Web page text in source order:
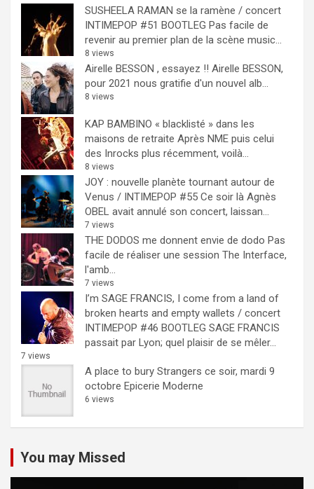
SUSHEELA RAMAN se la ramène / concert
INTIMEPOP #51 BOOTLEG Pas facile de
revenir au premier plan de la scène music...
8 views
Airelle BESSON , essayez !! Airelle BESSON,
pour 2021 nous gratifie d'un nouvel alb...
8 views
KAP BAMBINO « blacklisté » dans les
maisons de retraite Après NME puis celui
des Inrocks plus récemment, voilà...
8 views
JOY : nouvelle planète tournant autour de
Venus / INTIMEPOP #55 Ce soir là Agnès
OBEL avait annulé son concert, laissan...
7 views
THE DODOS me donnent envie de dodo Pas
facile de réaliser une session The Interface,
l'amb...
7 views
I’m SAGE FRANCIS, I come from a land of
broken hearts and empty wallets / concert
INTIMEPOP #46 BOOTLEG SAGE FRANCIS
passait par Lyon; quel plaisir de se mêler...
7 views
A place to bury Strangers ce soir, mardi 9
octobre Epicerie Moderne
6 views
You may Missed